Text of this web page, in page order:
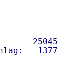
-
-